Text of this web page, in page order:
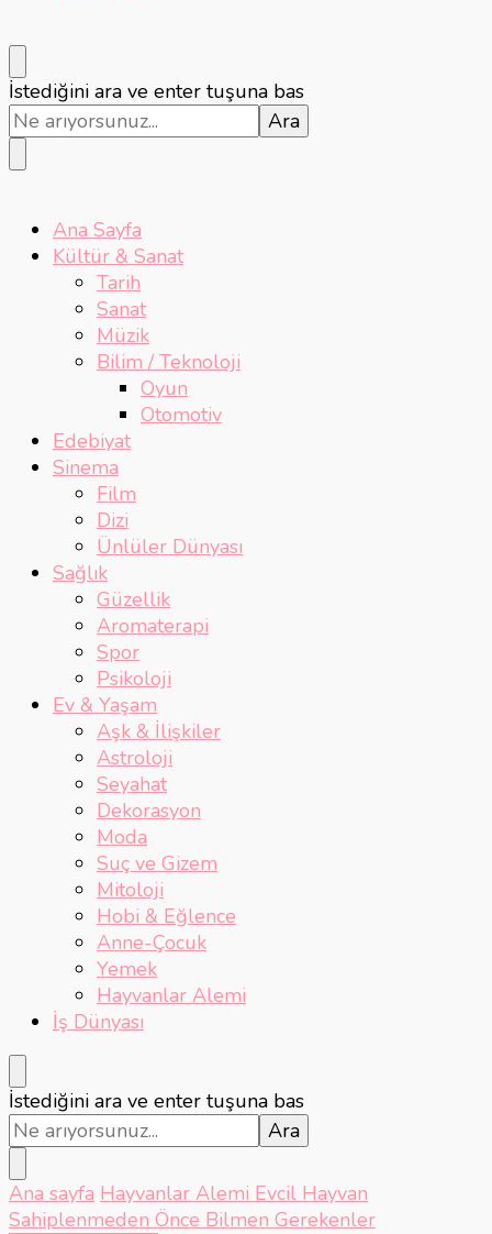
Bir
şey
mi
arıyorsunuz?
İstediğini ara ve enter tuşuna bas
Ana Sayfa
Kültür & Sanat
Tarih
Sanat
Müzik
Bilim / Teknoloji
Oyun
Otomotiv
Edebiyat
Sinema
Film
Dizi
Ünlüler Dünyası
Sağlık
Güzellik
Aromaterapi
Spor
Psikoloji
Ev & Yaşam
Aşk & İlişkiler
Astroloji
Seyahat
Dekorasyon
Moda
Suç ve Gizem
Mitoloji
Hobi & Eğlence
Anne-Çocuk
Yemek
Hayvanlar Alemi
İş Dünyası
Bir
şey
mi
arıyorsunuz?
İstediğini ara ve enter tuşuna bas
Ana sayfa Hayvanlar Alemi Evcil Hayvan
Sahiplenmeden Önce Bilmen Gerekenler